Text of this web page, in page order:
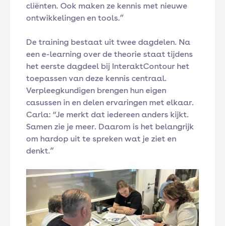
cliënten. Ook maken ze kennis met nieuwe
ontwikkelingen en tools.”
De training bestaat uit twee dagdelen. Na
een e-learning over de theorie staat tijdens
het eerste dagdeel bij InteraktContour het
toepassen van deze kennis centraal.
Verpleegkundigen brengen hun eigen
casussen in en delen ervaringen met elkaar.
Carla: “Je merkt dat iedereen anders kijkt.
Samen zie je meer. Daarom is het belangrijk
om hardop uit te spreken wat je ziet en
denkt.”